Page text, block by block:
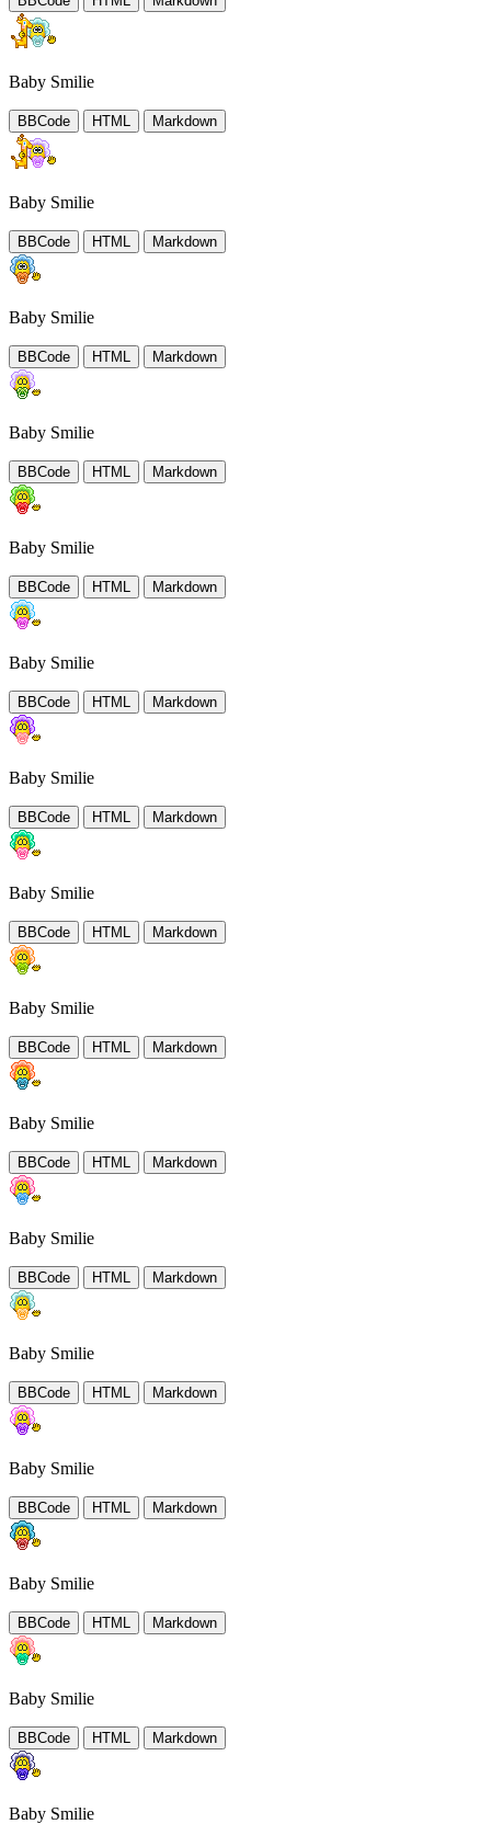
Baby Smilie
BBCode HTML Markdown
Baby Smilie
BBCode HTML Markdown
Baby Smilie
BBCode HTML Markdown
Baby Smilie
BBCode HTML Markdown
Baby Smilie
BBCode HTML Markdown
Baby Smilie
BBCode HTML Markdown
Baby Smilie
BBCode HTML Markdown
Baby Smilie
BBCode HTML Markdown
Baby Smilie
BBCode HTML Markdown
Baby Smilie
BBCode HTML Markdown
Baby Smilie
BBCode HTML Markdown
Baby Smilie
BBCode HTML Markdown
Baby Smilie
BBCode HTML Markdown
Baby Smilie
BBCode HTML Markdown
Baby Smilie
BBCode HTML Markdown
Baby Smilie